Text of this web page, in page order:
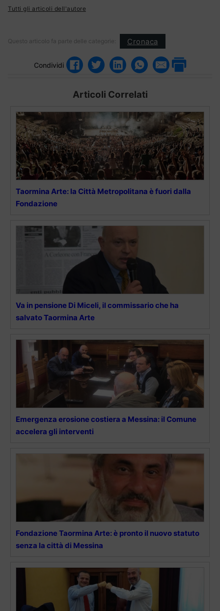
Tutti gli articoli dell'autore
Questo articolo fa parte delle categorie: Cronaca
Condividi
Articoli Correlati
Taormina Arte: la Città Metropolitana è fuori dalla
Fondazione
Va in pensione Di Miceli, il commissario che ha
salvato Taormina Arte
Emergenza erosione costiera a Messina: il Comune
accelera gli interventi
Fondazione Taormina Arte: è pronto il nuovo statuto
senza la città di Messina